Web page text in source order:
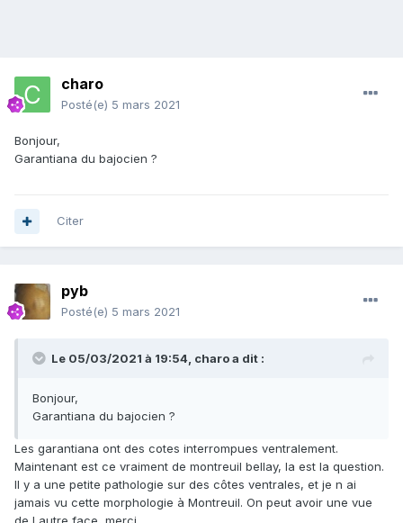
charo
Posté(e) 5 mars 2021
Bonjour,
Garantiana du bajocien ?
Citer
pyb
Posté(e) 5 mars 2021
Le 05/03/2021 à 19:54, charoa dit :
Bonjour,
Garantiana du bajocien ?
Les garantiana ont des cotes interrompues ventralement.
Maintenant est ce vraiment de montreuil bellay, la est la question.
Il y a une petite pathologie sur des côtes ventrales, et je n ai
jamais vu cette morphologie à Montreuil. On peut avoir une vue